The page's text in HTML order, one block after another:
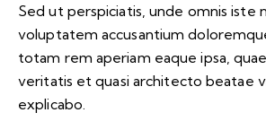
Sed ut perspiciatis, unde omnis iste
voluptatem accusantium
totam rem aperiam eaque ipsa,
veritatis et quasi architecto beatae
explicabo.